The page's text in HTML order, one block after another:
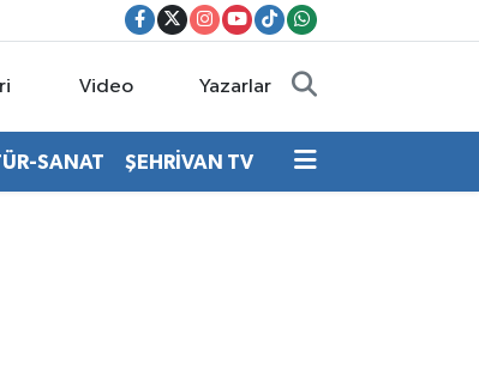
Video Yazarlar
SANAT ŞEHRİVAN TV